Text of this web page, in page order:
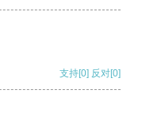
支持[0] 反对[0]